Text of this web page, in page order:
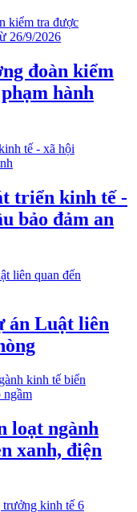
đoàn kiểm
hành
triển kinh tế -
bảo đảm an
án Luật liên
loạt ngành
xanh, điện